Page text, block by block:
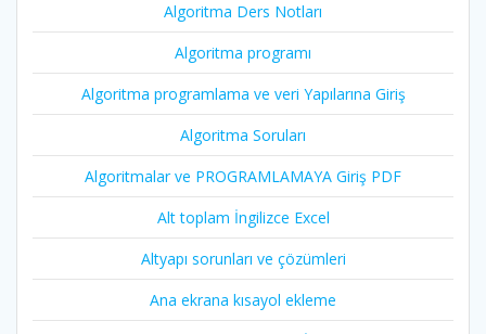
Algoritma Ders Notları
Algoritma programı
Algoritma programlama ve veri Yapılarına Giriş
Algoritma Soruları
Algoritmalar ve PROGRAMLAMAYA Giriş PDF
Alt toplam İngilizce Excel
Altyapı sorunları ve çözümleri
Ana ekrana kısayol ekleme